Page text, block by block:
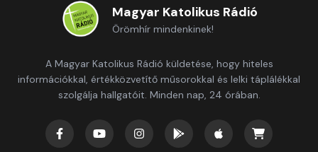
Magyar Katolikus Rádió
Örömhír mindenkinek!
A Magyar Katolikus Rádió küldetése, hogy hiteles
információkkal, értékközvetítő műsorokkal és lelki táplálékkal
szolgálja hallgatóit. Minden nap, 24 órában.